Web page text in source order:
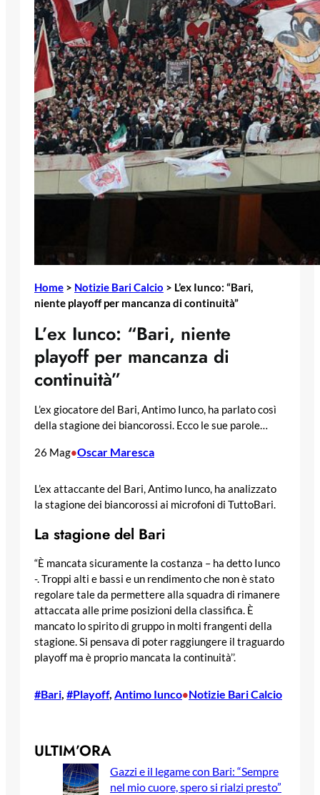
Home > Notizie Bari Calcio > L’ex Iunco: “Bari,
niente playoff per mancanza di continuità”
L’ex Iunco: “Bari, niente
playoff per mancanza di
continuità”
L’ex giocatore del Bari, Antimo Iunco, ha parlato così
della stagione dei biancorossi. Ecco le sue parole…
26 Mag•Oscar Maresca
L’ex attaccante del Bari, Antimo Iunco, ha analizzato
la stagione dei biancorossi ai microfoni di TuttoBari.
La stagione del Bari
“È mancata sicuramente la costanza – ha detto Iunco
-. Troppi alti e bassi e un rendimento che non è stato
regolare tale da permettere alla squadra di rimanere
attaccata alle prime posizioni della classifica. È
mancato lo spirito di gruppo in molti frangenti della
stagione. Si pensava di poter raggiungere il traguardo
playoff ma è proprio mancata la continuità’’.
#Bari, #Playoff, Antimo Iunco•Notizie Bari Calcio
ULTIM’ORA
Gazzi e il legame con Bari: “Sempre
nel mio cuore, spero si rialzi presto”